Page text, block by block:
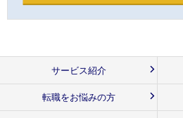
サービス紹介
転職をお悩みの方